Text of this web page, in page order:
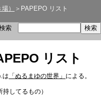
） ＞PAPEPO リスト
索
リスト
は 「ぬるまゆの世界」 による。
持してるもの）